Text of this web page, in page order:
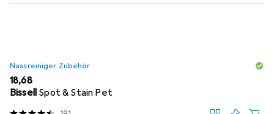
Nassreiniger Zubehör
EUR
18,68
Bissell Spot & Stain Pet